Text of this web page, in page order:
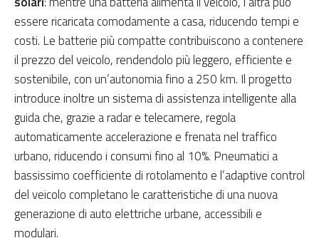
essere ricaricata comodamente a casa, riducendo tempi e
costi. Le batterie più compatte contribuiscono a contenere
il prezzo del veicolo, rendendolo più leggero, efficiente e
sostenibile, con un’autonomia fino a 250 km. Il progetto
introduce inoltre un sistema di assistenza intelligente alla
guida che, grazie a radar e telecamere, regola
automaticamente accelerazione e frenata nel traffico
urbano, riducendo i consumi fino al 10%. Pneumatici a
bassissimo coefficiente di rotolamento e l’adaptive control
del veicolo completano le caratteristiche di una nuova
generazione di auto elettriche urbane, accessibili e
modulari.